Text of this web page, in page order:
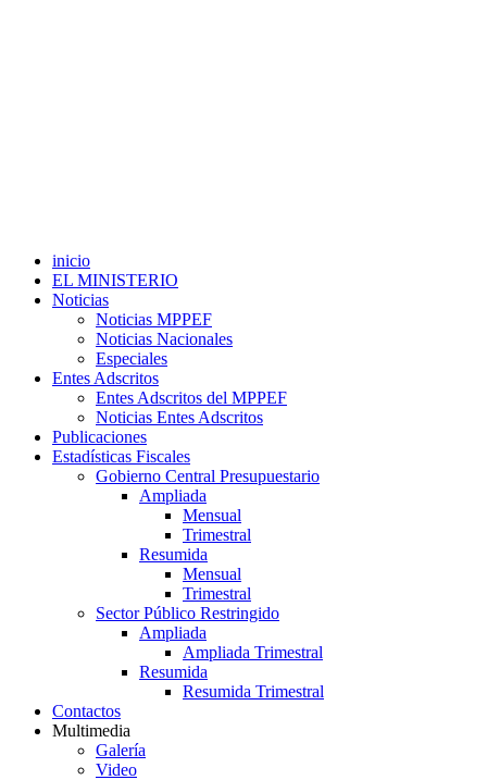
inicio
EL MINISTERIO
Noticias
Noticias MPPEF
Noticias Nacionales
Especiales
Entes Adscritos
Entes Adscritos del MPPEF
Noticias Entes Adscritos
Publicaciones
Estadísticas Fiscales
Gobierno Central Presupuestario
Ampliada
Mensual
Trimestral
Resumida
Mensual
Trimestral
Sector Público Restringido
Ampliada
Ampliada Trimestral
Resumida
Resumida Trimestral
Contactos
Multimedia
Galería
Video